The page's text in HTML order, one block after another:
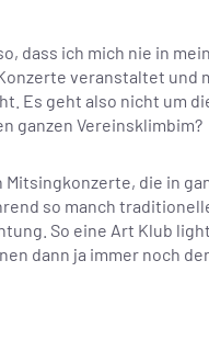
dass ich mich nie in
veranstaltet und
Es geht also nicht um
ganzen Vereinsklimbim?
die in
so manch
So eine Art Klub
dann ja immer noch